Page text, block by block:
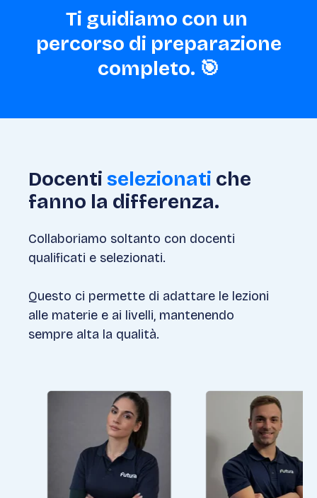
Ti guidiamo con un
percorso di preparazione
completo. 🎯
Docenti selezionati che
fanno la differenza.
Collaboriamo soltanto con docenti
qualificati e selezionati.
Questo ci permette di adattare le lezioni
alle materie e ai livelli, mantenendo
sempre alta la qualità.